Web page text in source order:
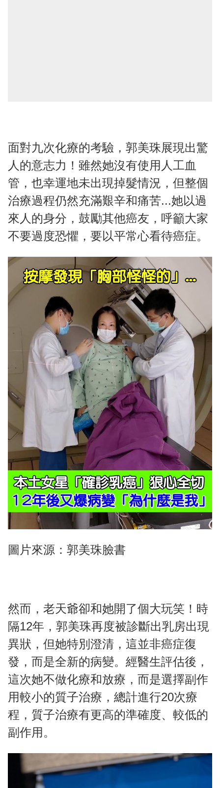
面對九次化療的考驗，郭美珠展現出驚
人的意志力！雖然她沒有使用人工血
管，也幸運地未出現掉髮情況，但整個
治療過程仍然充滿艱辛和痛苦...她以過
來人的身分，鼓勵其他癌友，呼籲大家
不要過度恐懼，要以平常心看待癌症。
圖片來源：郭美珠臉書
然而，老天爺卻和她開了個大玩笑！時
隔12年，郭美珠再度被診斷出乳房出現
異狀，但她特別澄清，這並非癌症復
發，而是全新的病變。經醫生評估後，
這次她不做化療和放療，而是選擇副作
用較小的質子治療，總計進行20次療
程，質子治療有更高的準確度、較低的
副作用。